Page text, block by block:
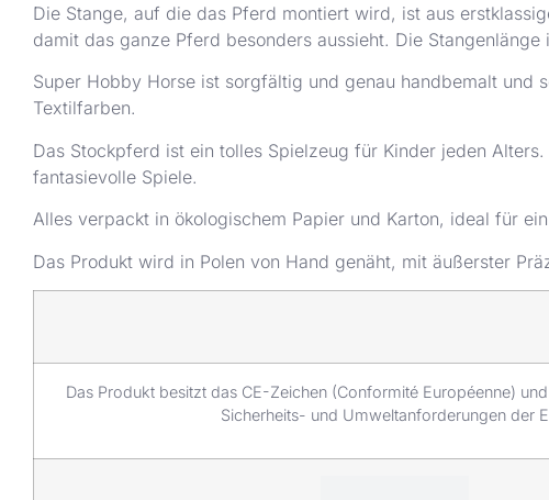
Die Stange, auf die das Pferd montiert wird, ist aus
damit das ganze Pferd besonders aussieht. Die
Super Hobby Horse ist sorgfältig und genau handbemalt und
Textilfarben.
Das Stockpferd ist ein tolles Spielzeug für Kinder jeden
fantasievolle Spiele.
Alles verpackt in ökologischem Papier und Karton, ideal für
Das Produkt wird in Polen von Hand genäht, mit äußerster
Das Produkt besitzt das CE-Zeichen (Conformité Européenne)
Sicherheits- und Umweltanforderungen der